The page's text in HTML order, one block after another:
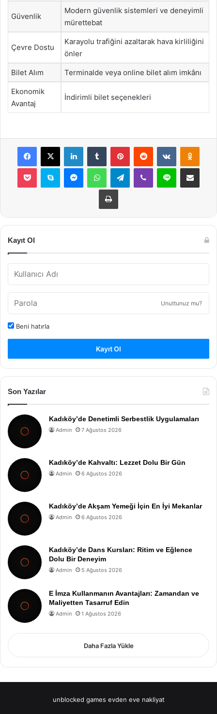
Güvenlik
Modern güvenlik sistemleri ve deneyimli
mürettebat
Çevre Dostu
Karayolu trafiğini azaltarak hava kirliliğini
önler
Bilet Alım Terminalde veya online bilet alım imkânı
Ekonomik
Avantaj
İndirimli bilet seçenekleri
Facebook
X LinkedInTumblr PinterestReddit VKontakte
Pocket Skype MessengerWhatsAppTelegramViber Line E-Posta ile
Yazdır
Kayıt Ol
Unuttunuz mu?
Beni hatırla
Kayıt Ol
Son Yazılar
Kadıköy’de Denetimli Serbestlik Uygulamaları
Admin 7 Ağustos 2026
Kadıköy’de Kahvaltı: Lezzet Dolu Bir Gün
Admin 6 Ağustos 2026
Kadıköy’de Akşam Yemeği İçin En İyi Mekanlar
Admin 6 Ağustos 2026
Kadıköy’de Dans Kursları: Ritim ve Eğlence
Dolu Bir Deneyim
Admin 5 Ağustos 2026
E İmza Kullanmanın Avantajları: Zamandan ve
Maliyetten Tasarruf Edin
Admin 1 Ağustos 2026
Daha Fazla Yükle
unblocked games evden eve nakliyat